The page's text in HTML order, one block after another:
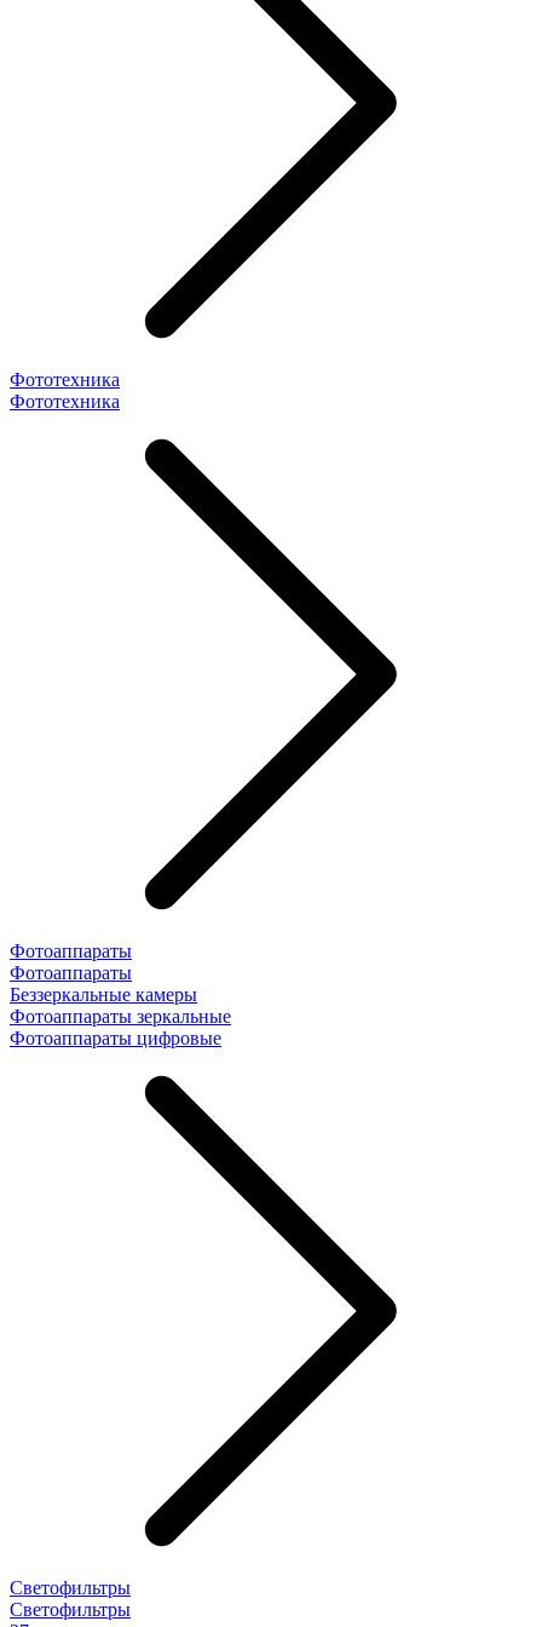
Фототехника
Фототехника
Фотоаппараты
Фотоаппараты
Беззеркальные камеры
Фотоаппараты зеркальные
Фотоаппараты цифровые
Светофильтры
Светофильтры